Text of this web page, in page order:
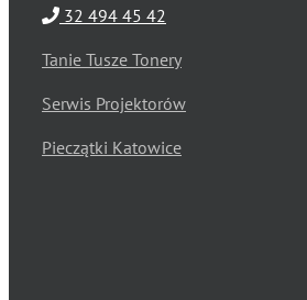
32 494 45 42
Tanie Tusze Tonery
Serwis Projektorów
Pieczątki Katowice